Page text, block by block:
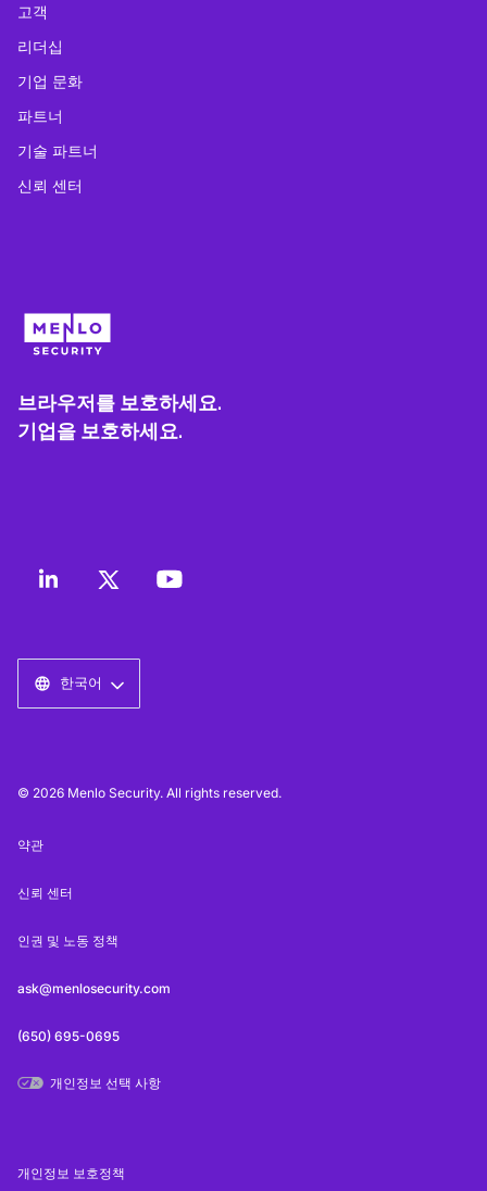
고객
리더십
기업 문화
파트너
기술 파트너
신뢰 센터
브라우저를 보호하세요.
기업을 보호하세요.
한국어
© 2026 Menlo Security. All rights reserved.
약관
신뢰 센터
인권 및 노동 정책
ask@menlosecurity.com
(650) 695-0695
개인정보 선택 사항
개인정보 보호정책